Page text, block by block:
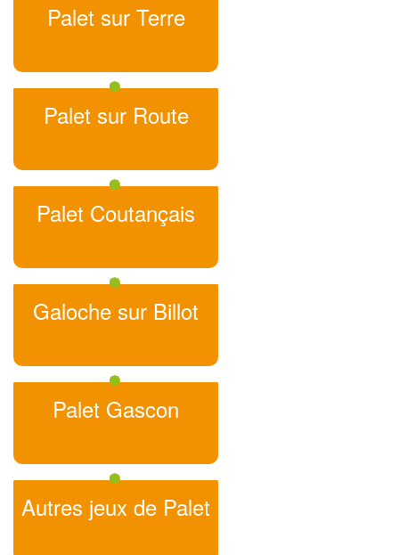
Palet sur Terre
Palet sur Route
Palet Coutançais
Galoche sur Billot
Palet Gascon
Autres jeux de Palet